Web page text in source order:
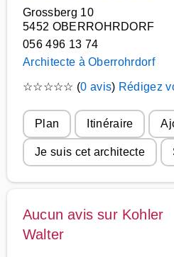
Grossberg 10
5452 OBERROHRDORF
056 496 13 74
Architecte à Oberrohrdorf
☆☆☆☆☆ (0 avis) Rédigez
Plan Itinéraire
Je suis cet architecte
Aucun avis sur Kohler
Walter